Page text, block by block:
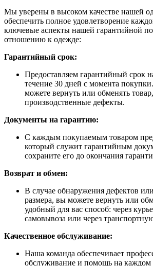
Мы уверены в высоком качестве нашей
обеспечить полное удовлетворение
ключевые аспекты нашей гарантийной
отношению к одежде:
Гарантийный срок:
Предоставляем гарантийный срок
течение 30 дней с момента
можете вернуть или обменять
производственные дефекты.
Документы на гарантию:
С каждым покупаемым товаром
который служит гарантийным
сохраните его до окончания
Возврат и обмен:
В случае обнаружения дефектов
размера, вы можете вернуть или
удобный для вас способ: через
самовывоза или через
Качественное обслуживание:
Наша команда обеспечивает
обслуживание и помощь на каждом